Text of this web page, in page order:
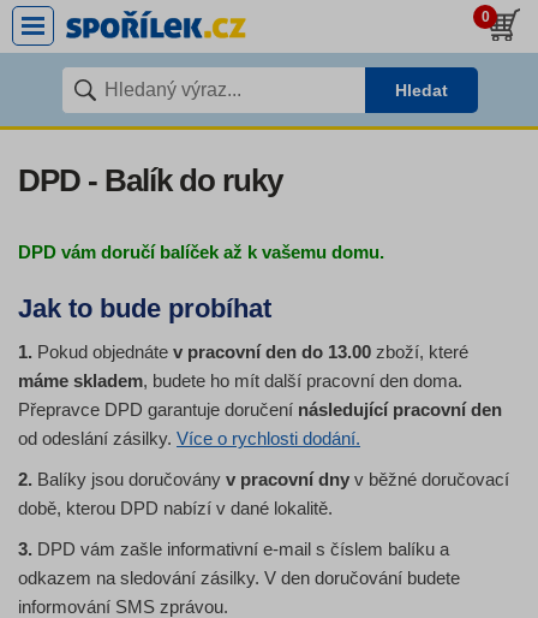
0
Hledat
DPD - Balík do ruky
DPD vám doručí balíček až k vašemu domu.
Jak to bude probíhat
1. Pokud objednáte v pracovní den do 13.00 zboží, které
máme skladem, budete ho mít další pracovní den doma.
Přepravce DPD garantuje doručení následující pracovní den
od odeslání zásilky. Více o rychlosti dodání.
2. Balíky jsou doručovány v pracovní dny v běžné doručovací
době, kterou DPD nabízí v dané lokalitě.
3. DPD vám zašle informativní e-mail s číslem balíku a
odkazem na sledování zásilky. V den doručování budete
informování SMS zprávou.